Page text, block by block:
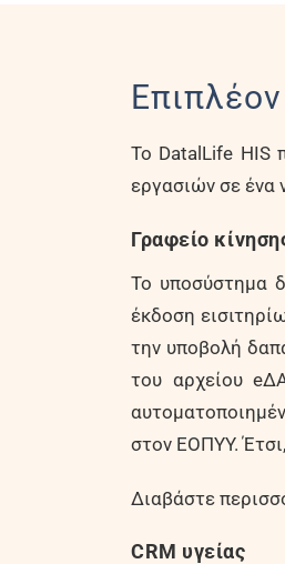
Το DatalLife HIS
εργασιών σε ένα
Γραφείο
Το υποσύστημα
έκδοση
την υποβολή
του αρχείου
στον ΕΟΠΥΥ.
Διαβάστε
CRM υγείας